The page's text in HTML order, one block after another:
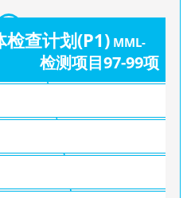
检查计划(P1) MML-
检测项目97-99项